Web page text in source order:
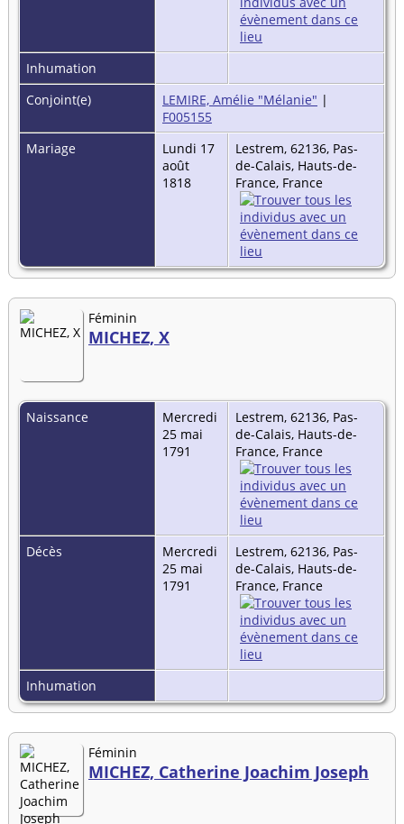
Inhumation
Conjoint(e)
LEMIRE, Amélie "Mélanie" |
F005155
Mariage
Lundi 17
août
1818
Lestrem, 62136, Pas-
de-Calais, Hauts-de-
France, France
Féminin
MICHEZ, X
Naissance
Mercredi
25 mai
1791
Lestrem, 62136, Pas-
de-Calais, Hauts-de-
France, France
Décès
Mercredi
25 mai
1791
Lestrem, 62136, Pas-
de-Calais, Hauts-de-
France, France
Inhumation
Féminin
MICHEZ, Catherine Joachim Joseph